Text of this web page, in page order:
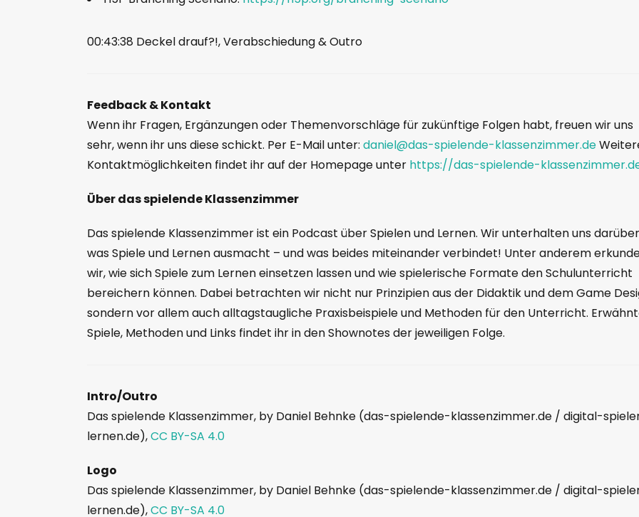
00:43:38 Deckel drauf?!, Verabschiedung & Outro
Feedback & Kontakt
Wenn ihr Fragen, Ergänzungen oder Themenvorschläge für zukünftige Folgen habt, freuen wir uns
sehr, wenn ihr uns diese schickt. Per E-Mail unter: daniel@das-spielende-klassenzimmer.de
Kontaktmöglichkeiten findet ihr auf der Homepage unter https://das-spielende-
Über das spielende Klassenzimmer
Das spielende Klassenzimmer ist ein Podcast über Spielen und Lernen. Wir unterhalten uns
was Spiele und Lernen ausmacht – und was beides miteinander verbindet! Unter anderem
wir, wie sich Spiele zum Lernen einsetzen lassen und wie spielerische Formate den Schulunterricht
bereichern können. Dabei betrachten wir nicht nur Prinzipien aus der Didaktik und dem Game
sondern vor allem auch alltagstaugliche Praxisbeispiele und Methoden für den Unterricht.
Spiele, Methoden und Links findet ihr in den Shownotes der jeweiligen Folge.
Intro/Outro
Das spielende Klassenzimmer, by Daniel Behnke (das-spielende-klassenzimmer.de / digital-
lernen.de),CC BY-SA 4.0
Logo
Das spielende Klassenzimmer, by Daniel Behnke (das-spielende-klassenzimmer.de / digital-
lernen.de),CC BY-SA 4.0